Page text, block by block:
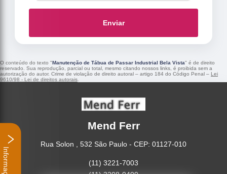
Enviar
O conteúdo do texto "Manutenção de Tábua de Passar Industrial Bela Vista" é de direito
reservado. Sua reprodução, parcial ou total, mesmo citando nossos links, é proibida sem a
autorização do autor. Crime de violação de direito autoral – artigo 184 do Código Penal – Lei
9610/98 - Lei de direitos autorais
Mend Ferr
Rua Solon , 532 São Paulo - CEP: 01127-010
(11) 3221-7003
Informações